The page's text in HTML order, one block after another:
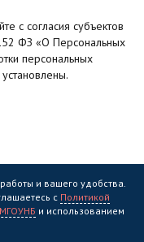
с согласия субъектов
ФЗ «О Персональных
персональных
культуры
и вашего удобства.
с Политикой
и использованием